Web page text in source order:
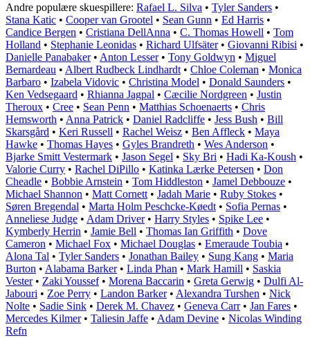
Andre populære skuespillere: Rafael L. Silva • Tyler Sanders •
Stana Katic • Cooper van Grootel • Sean Gunn • Ed Harris •
Candice Bergen • Cristiana DellAnna • C. Thomas Howell • Tom
Holland • Stephanie Leonidas • Richard Ulfsäter• Giovanni Ribisi •
Danielle Panabaker• Anton Lesser• Tony Goldwyn • Miguel
Bernardeau • Albert Rudbeck Lindhardt • Chloe Coleman • Monica
Barbaro • Izabela Vidovic • Christina Model • Donald Saunders •
Ken Vedsegaard • Rhianna Jagpal • Cæcilie Nordgreen • Justin
Theroux • Cree • Sean Penn • Matthias Schoenaerts • Chris
Hemsworth • Anna Patrick • Daniel Radcliffe • Jess Bush • Bill
Skarsgård • Keri Russell • Rachel Weisz • Ben Affleck • Maya
Hawke • Thomas Hayes • Gyles Brandreth • Wes Anderson •
Bjarke Smitt Vestermark • Jason Segel • Sky Bri • Hadi Ka-Koush •
Valorie Curry • Rachel DiPillo • Katinka Lærke Petersen • Don
Cheadle • Bobbie Arnstein • Tom Hiddleston • Jamel Debbouze •
Michael Shannon • Matt Cornett • Jadah Marie • Ruby Stokes •
Søren Bregendal • Marta Holm Peschcke-Køedt • Sofia Pernas •
Anneliese Judge • Adam Driver• Harry Styles • Spike Lee •
Kymberly Herrin • Jamie Bell • Thomas Ian Griffith • Dove
Cameron • Michael Fox • Michael Douglas • Emeraude Toubia •
Alona Tal • Tyler Sanders • Jonathan Bailey • Sung Kang • Maria
Burton • Alabama Barker• Linda Phan • Mark Hamill • Saskia
Vester• Zaki Youssef• Morena Baccarin • Greta Gerwig • Dulfi Al-
Jabouri • Zoe Perry • Landon Barker• Alexandra Turshen • Nick
Nolte • Sadie Sink • Derek M. Chavez • Geneva Carr• Jan Fares •
Mercedes Kilmer• Taliesin Jaffe • Adam Devine • Nicolas Winding
Refn